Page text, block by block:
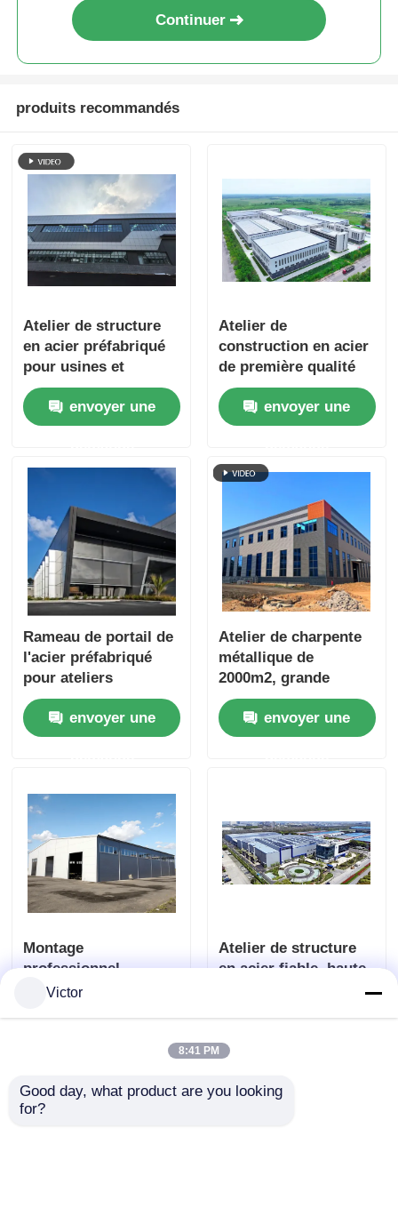
Continuer
produits recommandés
Atelier de structure
en acier préfabriqué
pour usines et
entrepôts industriels
envoyer une
Atelier de
construction en acier
de première qualité
Sécurité sismique
Installation de haute
qualité et
envoyer une
Rameau de portail de
l'acier préfabriqué
pour ateliers
envoyer une
Atelier de charpente
métallique de
2000m2, grande
capacité pour le
stockage et la
fabrication
envoyer une
Montage
professionnel
sécurisé anti-
durable avec service
Atelier de structure
en acier fiable, haute
adapté à la
échelle
Aperçu Au sujet de nous
Contactez-nous
Victor
8:41 PM
Good day, what product are you looking
for?